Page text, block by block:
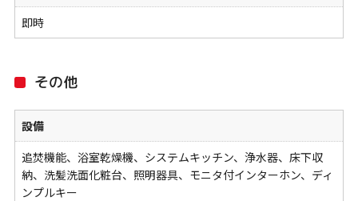
即時
その他
設備
追焚機能、浴室乾燥機、システムキッチン、浄水器、床下収
納、洗髪洗面化粧台、照明器具、モニタ付インターホン、ディ
ンプルキー